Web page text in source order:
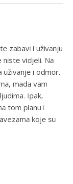
zabavi i uživanju
vidjeli. Na
uživanje i odmor.
mada vam
Ipak,
tom planu i
koje su